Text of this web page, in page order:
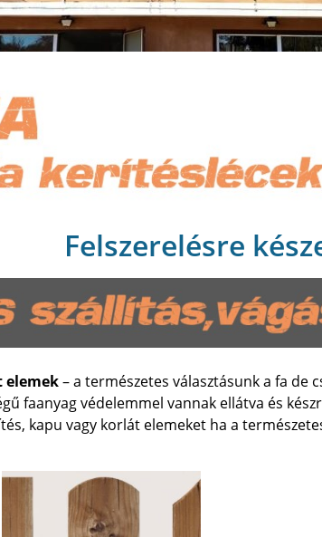
Felszerelésre
elemek– a természetes választásunk a fa de
faanyag védelemmel vannak ellátva és
kapu vagy korlát elemeket ha a